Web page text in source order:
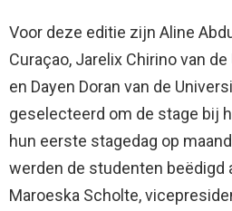
Voor deze editie zijn Aline
Curaçao, Jarelix Chirino van
en Dayen Doran van de
geselecteerd om de stage bij
hun eerste stagedag op
werden de studenten beëdigd
Maroeska Scholte,